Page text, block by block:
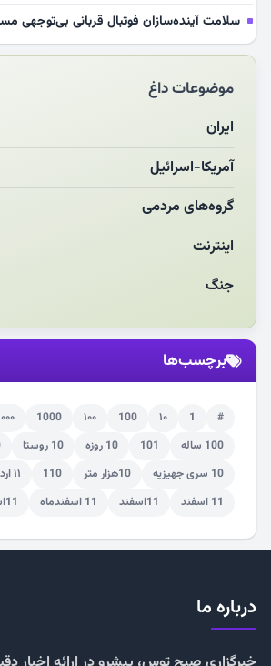
سلامت آینده‌سازان فوتبال قربانی بی‌توجهی
بازخوانی رسانه‌ای اندیشه رهبر شهید
مشهدالرضا آقای شهید ایران را در آغوش کشید
مکن ای صبح طلوع
چرایی «استقبال از آقای ایران»
موضوعات داغ
ایران
آمریکا-اسرائیل
گروه‌های مردمی
اینترنت
جنگ
برچسب‌ها
#
1 ۱۰ 100 ۱۰۰ 1000
۱۰۰۰ بسته
100 ساله
101 10 روزه 10 روستا
10 سری جهیزیه
10هزار متر 110
۱۱ اردیبهشت ۱۴۰۵
11 اسفند
11اسفند 11 اسفندماه 11اسفندماه
درباره ما